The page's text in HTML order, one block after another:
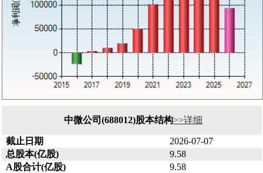
中微公司(688012)股本结构>>详细
截止日期
2026-07-07
总股本(亿股)
9.58
A股合计(亿股)
9.58